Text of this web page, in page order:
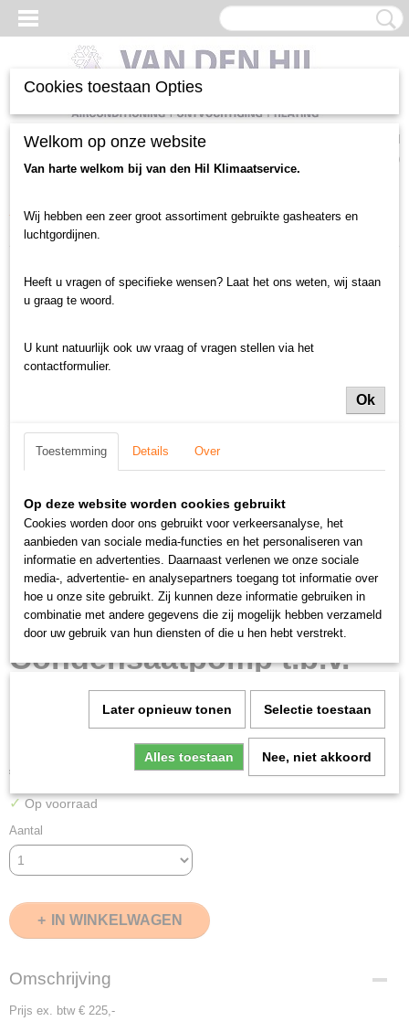
Inloggen Registreren
(0)
Home >Verwarming heater>Toebehoren verwarming heater>
Condensaatpomp t.b.v. MARK GS+ 35 t/m GS+100 (1 stuks voorradig)
Condensaatpomp t.b.v.
MARK GS+ 35 t/m GS+100
(1 stuks voorradig)
€ 272,25
✓ Op voorraad
Aantal
IN WINKELWAGEN
Omschrijving
Prijs ex. btw € 225,-
Cookies toestaan Opties
Welkom op onze website
Van harte welkom bij van den Hil Klimaatservice.
Wij hebben een zeer groot assortiment gebruikte gasheaters en
luchtgordijnen.
Heeft u vragen of specifieke wensen? Laat het ons weten, wij staan
u graag te woord.
U kunt natuurlijk ook uw vraag of vragen stellen via het
contactformulier.
Ok
Toestemming Details Over
Op deze website worden cookies gebruikt
Cookies worden door ons gebruikt voor verkeersanalyse, het
aanbieden van sociale media-functies en het personaliseren van
informatie en advertenties. Daarnaast verlenen we onze sociale
media-, advertentie- en analysepartners toegang tot informatie over
hoe u onze site gebruikt. Zij kunnen deze informatie gebruiken in
combinatie met andere gegevens die zij mogelijk hebben verzameld
door uw gebruik van hun diensten of die u hen hebt verstrekt.
Later opnieuw tonen Selectie toestaan
Alles toestaan Nee, niet akkoord